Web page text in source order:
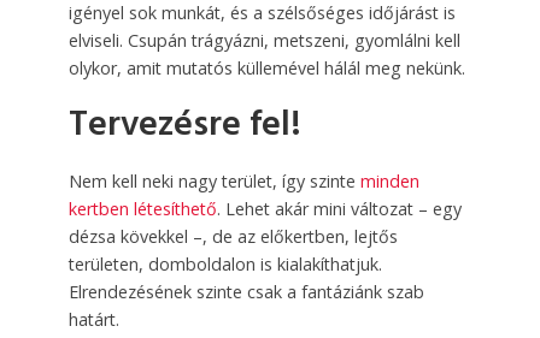
igényel sok munkát, és a szélsőséges időjárást is
elviseli. Csupán trágyázni, metszeni, gyomlálni kell
olykor, amit mutatós küllemével hálál meg nekünk.
Tervezésre fel!
Nem kell neki nagy terület, így szinte minden
kertben létesíthető. Lehet akár mini változat – egy
dézsa kövekkel –, de az előkertben, lejtős
területen, domboldalon is kialakíthatjuk.
Elrendezésének szinte csak a fantáziánk szab
határt.